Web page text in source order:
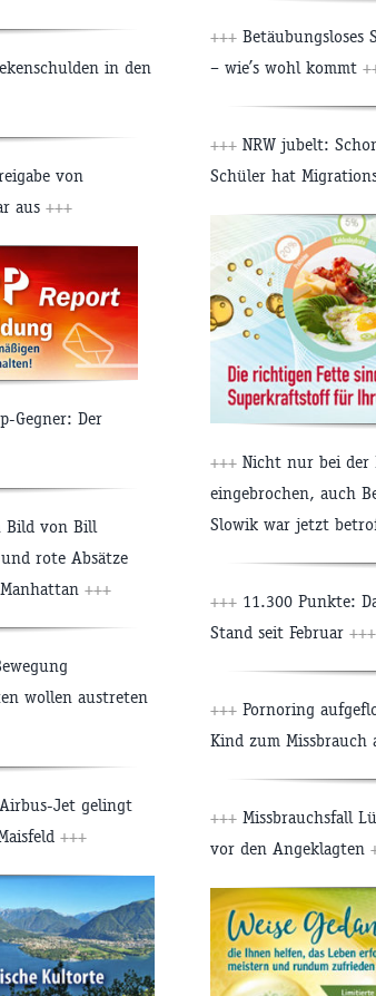
in den
von
aus +++
Gegner: Der
Bild von Bill
rote Absätze
+++
wollen austreten
Jet gelingt
+++
+++ Betäubungsloses
– wie’s wohl kommt
+++ NRW jubelt:
Schüler hat
+++ Nicht nur bei der
eingebrochen, auch
Slowik war jetzt
+++ 11.300 Punkte:
Stand seit Februar +++
+++ Pornoring
Kind zum Missbrauch
+++ Missbrauchsfall
vor den Angeklagten